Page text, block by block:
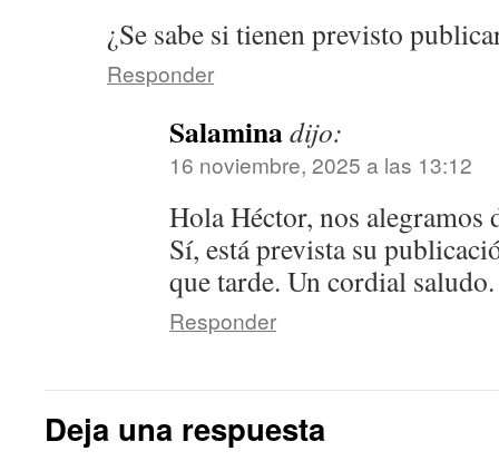
¿Se sabe si tienen previsto
Responder
Salaminadijo:
16 noviembre, 2025 a las 13:12
Hola Héctor, nos alegramos
Sí, está prevista su
que tarde. Un cordial saludo.
Responder
Deja una respuesta